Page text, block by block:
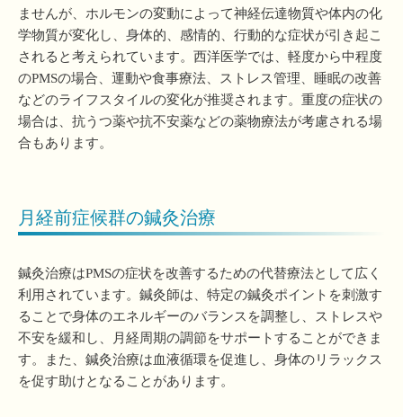
ませんが、ホルモンの変動によって神経伝達物質や体内の化
学物質が変化し、身体的、感情的、行動的な症状が引き起こ
されると考えられています。西洋医学では、軽度から中程度
のPMSの場合、運動や食事療法、ストレス管理、睡眠の改善
などのライフスタイルの変化が推奨されます。重度の症状の
場合は、抗うつ薬や抗不安薬などの薬物療法が考慮される場
合もあります。
月経前症候群の鍼灸治療
鍼灸治療はPMSの症状を改善するための代替療法として広く
利用されています。鍼灸師は、特定の鍼灸ポイントを刺激す
ることで身体のエネルギーのバランスを調整し、ストレスや
不安を緩和し、月経周期の調節をサポートすることができま
す。また、鍼灸治療は血液循環を促進し、身体のリラックス
を促す助けとなることがあります。